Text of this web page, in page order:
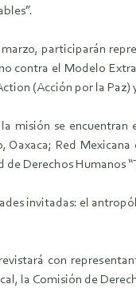
participarán
contra el Modelo
(Acción por la
misión se
Red
Derechos Humanos
invitadas: el
con
la Comisión de